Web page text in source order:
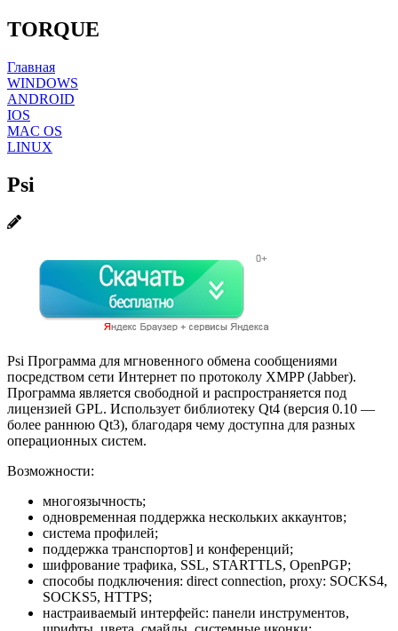
TORQUE
Главная
WINDOWS
ANDROID
IOS
MAC OS
LINUX
Psi
Psi Программа для мгновенного обмена сообщениями
посредством сети Интернет по протоколу XMPP (Jabber).
Программа является свободной и распространяется под
лицензией GPL. Использует библиотеку Qt4 (версия 0.10 —
более раннюю Qt3), благодаря чему доступна для разных
операционных систем.
Возможности:
многоязычность;
одновременная поддержка нескольких аккаунтов;
система профилей;
поддержка транспортов] и конференций;
шифрование трафика, SSL, STARTTLS, OpenPGP;
способы подключения: direct connection, proxy: SOCKS4,
SOCKS5, HTTPS;
настраиваемый интерфейс: панели инструментов,